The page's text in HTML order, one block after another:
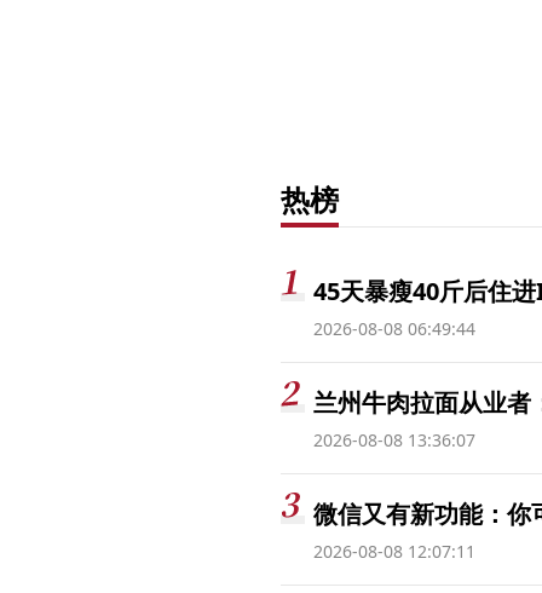
热榜
45天暴瘦40斤后住
2026-08-08 06:49:44
兰州牛肉拉面从业者
2026-08-08 13:36:07
微信又有新功能：你
2026-08-08 12:07:11